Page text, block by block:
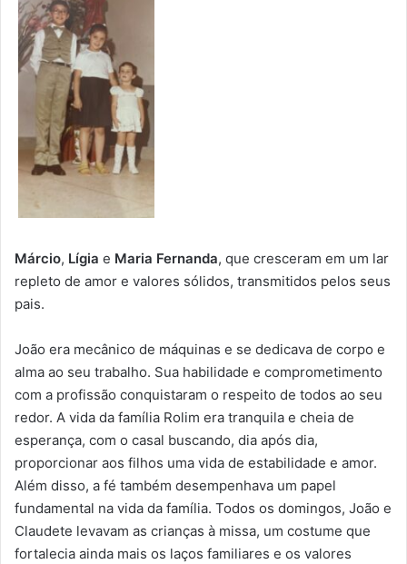
Márcio, Lígia e Maria Fernanda, que cresceram em um lar
repleto de amor e valores sólidos, transmitidos pelos seus
pais.
João era mecânico de máquinas e se dedicava de corpo e
alma ao seu trabalho. Sua habilidade e comprometimento
com a profissão conquistaram o respeito de todos ao seu
redor. A vida da família Rolim era tranquila e cheia de
esperança, com o casal buscando, dia após dia,
proporcionar aos filhos uma vida de estabilidade e amor.
Além disso, a fé também desempenhava um papel
fundamental na vida da família. Todos os domingos, João e
Claudete levavam as crianças à missa, um costume que
fortalecia ainda mais os laços familiares e os valores